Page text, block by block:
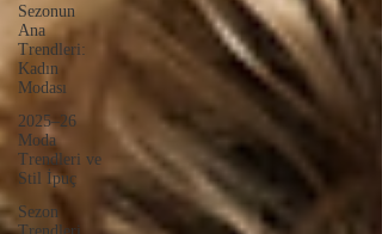
Sezonun
Ana
Trendleri:
Kadın
Modası
2025–26
Moda
Trendleri ve
Stil İpuç
Sezon